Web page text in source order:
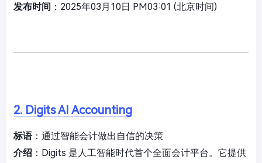
发布时间 ：2025年03月10日 PM03:01 (北京时间)
2. Digits AI Accounting
标语：通过智能会计做出自信的决策
介绍 ：Digits 是人工智能时代首个全面会计平台。它提供